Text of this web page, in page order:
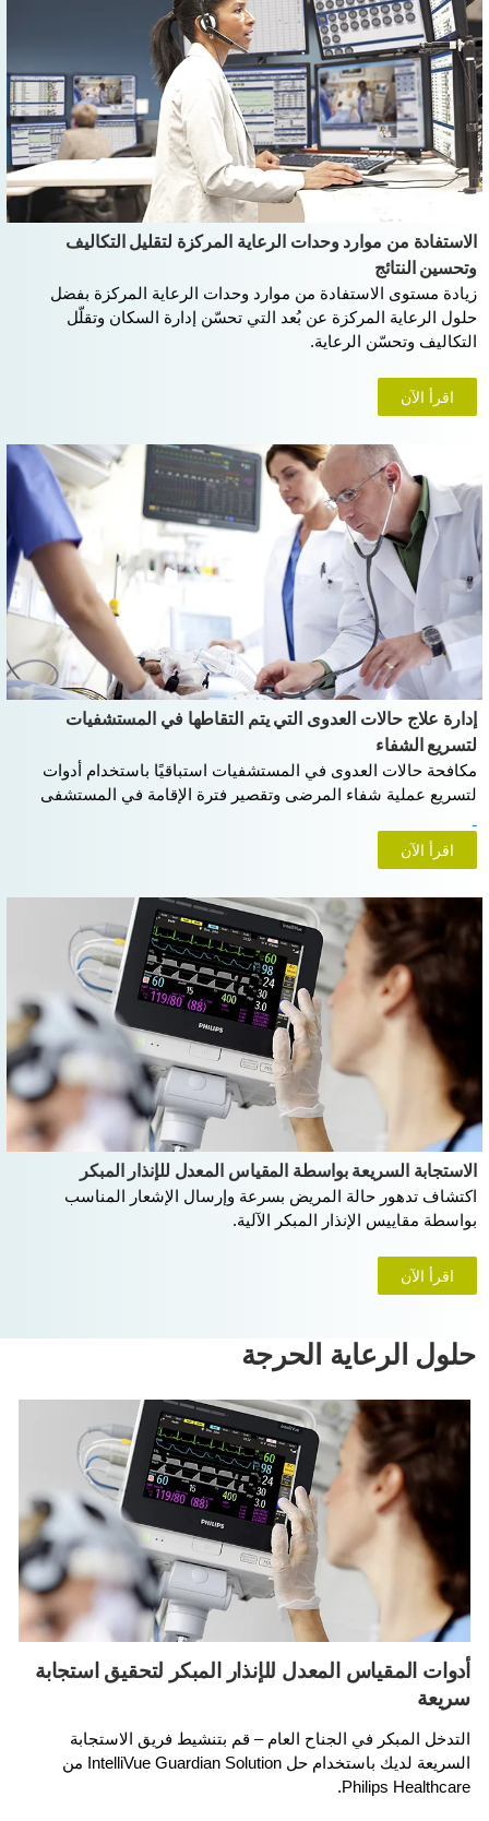
الاستفادة من موارد وحدات الرعاية المركزة لتقليل التكاليف
وتحسين النتائج
زيادة مستوى الاستفادة من موارد وحدات الرعاية المركزة بفضل
حلول الرعاية المركزة عن بُعد التي تحسّن إدارة السكان وتقلّل
التكاليف وتحسّن الرعاية.
اقرأ الآن
إدارة علاج حالات العدوى التي يتم التقاطها في المستشفيات
لتسريع الشفاء
مكافحة حالات العدوى في المستشفيات استباقيًا باستخدام أدوات
لتسريع عملية شفاء المرضى وتقصير فترة الإقامة في المستشفى
اقرأ الآن
الاستجابة السريعة بواسطة المقياس المعدل للإنذار المبكر
اكتشاف تدهور حالة المريض بسرعة وإرسال الإشعار المناسب
بواسطة مقاييس الإنذار المبكر الآلية.
اقرأ الآن
حلول الرعاية الحرجة
أدوات المقياس المعدل للإنذار المبكر لتحقيق استجابة
سريعة
التدخل المبكر في الجناح العام – قم بتنشيط فريق الاستجابة
السريعة لديك باستخدام حل IntelliVue Guardian Solution من
Philips Healthcare.